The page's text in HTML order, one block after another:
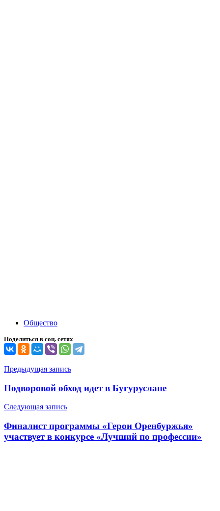
Общество
Поделиться в соц. сетях
Навигация
по
записям
Предыдущая запись
Подворовой обход идет в Бугуруслане
Следующая запись
Финалист программы «Герои Оренбуржья»
участвует в конкурсе «Лучший по профессии»